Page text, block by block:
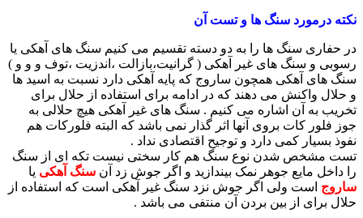
نکته درمورد سنگ ها و تست آن
در حفاری سنگ ها را به دو دسته تقسیم می کنیم سنگ های آهکی یا
رسوبی و سنگ های غیر آهکی ( گرانیت،بازالت ،اندزیت ،توف و و و )
سنگ های آهکی همچون ساروج که پایه آهکی دارد نسبت به اسید ها
و حلال واکنش می دهند که در ادامه برای استفاده از حلال برای
تخریب به آن اشاره می کنیم . سنگ های غیر آهکی هیچ حلالی به
جوز فلور کات بروی آنها اثر گذار نمی باشد که البته فلورکات هم
نفوذ بسیار کمی دارد و توجیح اقتصادی نداد .
تست مشخص شدن نوع سنگ هم کار سختی نیست تکه ای از سنگ
را داخل مایع جوهر نمک بیندازید و اگر جوش زد آن سنگ آهکی یا
ساروج است ولی اگر جوش نزد سنگ غیر آهکی است که استفاده از
حلال برای از بین بردن آن منتفی می باشد .